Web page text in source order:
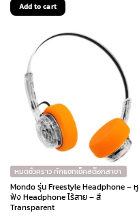
Add to cart
หมดชั่วคราว ทักแชทเช็คสต๊อกสาขา
Mondo รุ่น Freestyle Headphone – หู
ฟัง Headphone ไร้สาย – สี
Transparent